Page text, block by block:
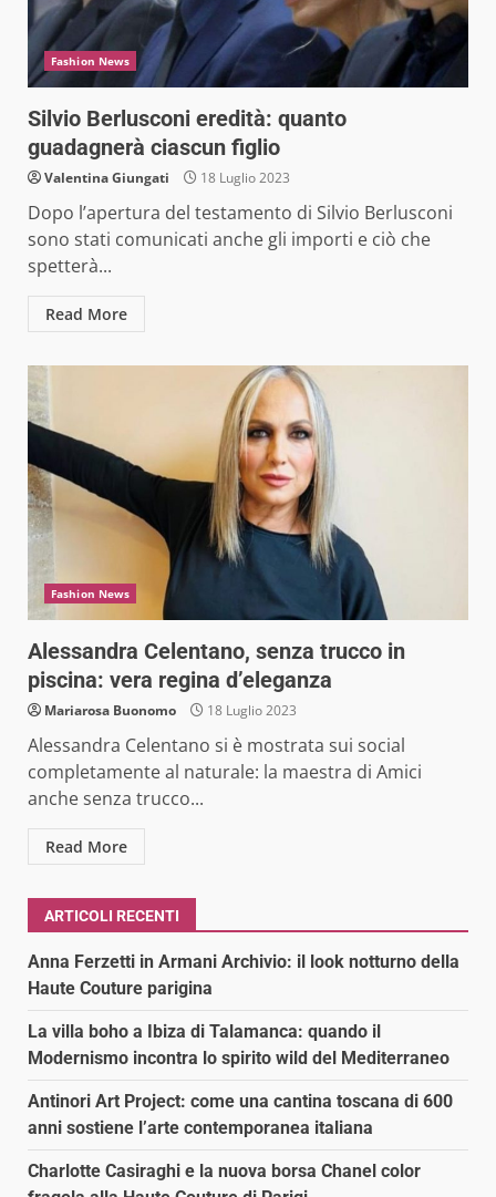
Fashion News
Silvio Berlusconi eredità: quanto
guadagnerà ciascun figlio
Valentina Giungati 18 Luglio 2023
Dopo l’apertura del testamento di Silvio Berlusconi
sono stati comunicati anche gli importi e ciò che
spetterà...
Read More
Fashion News
Alessandra Celentano, senza trucco in
piscina: vera regina d’eleganza
Mariarosa Buonomo 18 Luglio 2023
Alessandra Celentano si è mostrata sui social
completamente al naturale: la maestra di Amici
anche senza trucco...
Read More
ARTICOLI RECENTI
Anna Ferzetti in Armani Archivio: il look notturno della
Haute Couture parigina
La villa boho a Ibiza di Talamanca: quando il
Modernismo incontra lo spirito wild del Mediterraneo
Antinori Art Project: come una cantina toscana di 600
anni sostiene l’arte contemporanea italiana
Charlotte Casiraghi e la nuova borsa Chanel color